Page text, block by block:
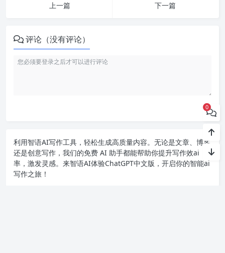
上一篇
下一篇
评论（没有评论）
利用智语AI写作工具，轻松生成高质量内容。无论是文章、博客
还是创意写作，我们的免费 AI 助手都能帮助你提升写作效ai
率，激发灵感。来智语AI体验ChatGPT中文版 ，开启你的智能ai
写作之旅！
0